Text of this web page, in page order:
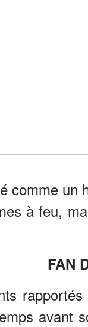
comme
à feu,
FAN
avant